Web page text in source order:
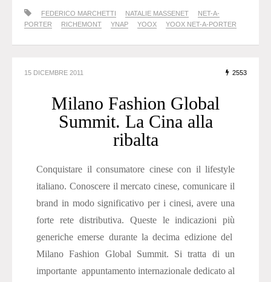
FEDERICO MARCHETTI NATALIE MASSENET
NET-A-
PORTER
RICHEMONT YNAP YOOX YOOX NET-A-PORTER
15 DICEMBRE 2011 2553
Milano Fashion Global
Summit. La Cina alla
ribalta
Conquistare il consumatore cinese con il lifestyle
italiano. Conoscere il mercato cinese, comunicare il
brand in modo significativo per i cinesi, avere una
forte rete distributiva. Queste le indicazioni più
generiche emerse durante la decima edizione del
Milano Fashion Global Summit. Si tratta di un
importante appuntamento internazionale dedicato al